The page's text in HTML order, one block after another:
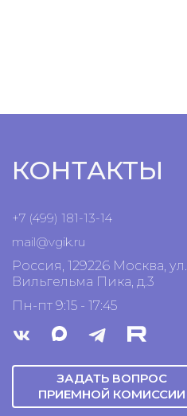
КОНТАКТЫ
+7 (499) 181-13-14
mail@vgik.ru
Россия, 129226 Москва, ул.
Вильгельма Пика, д.3
Пн-пт 9:15 - 17:45
ЗАДАТЬ ВОПРОС
ПРИЕМНОЙ КОМИССИИ